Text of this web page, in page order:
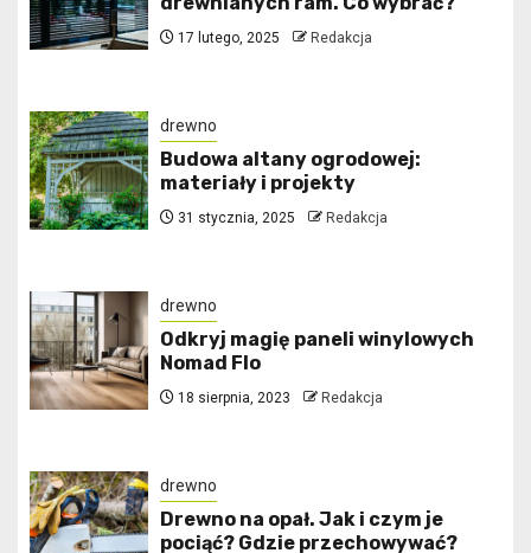
17 lutego, 2025 Redakcja
drewno
Budowa altany ogrodowej:
materiały i projekty
31 stycznia, 2025 Redakcja
drewno
Odkryj magię paneli winylowych
Nomad Flo
18 sierpnia, 2023 Redakcja
drewno
Drewno na opał. Jak i czym je
pociąć? Gdzie przechowywać?